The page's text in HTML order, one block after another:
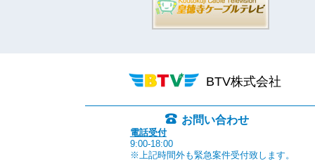
BTV株式会社
お問い合わせ
電話受付
9:00-18:00
※上記時間外も緊急案件受付致します。